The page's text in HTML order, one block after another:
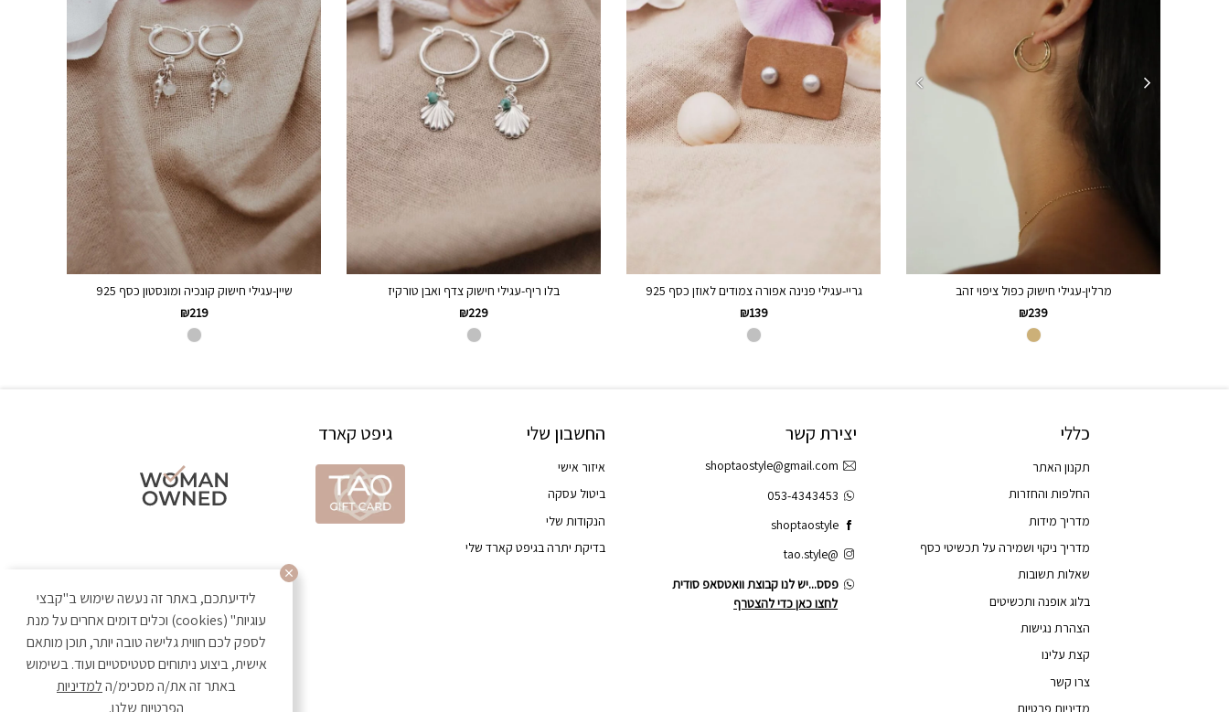
מרלין-עגילי חישוק כפול ציפוי זהב
₪239
גריי-עגילי פנינה אפורה צמודים לאוזן כסף 925
₪139
בלו ריף-עגילי חישוק צדף ואבן טורקיז
₪229
שיין-עגילי חישוק קונכיה ומונסטון כסף 925
₪219
כללי
תקנון האתר
החלפות והחזרות
מדריך מידות
מדריך ניקוי ושמירה על תכשיטי כסף
שאלות תשובות
בלוג אופנה ותכשיטים
הצהרת נגישות
קצת עלינו
צרו קשר
מדיניות פרטיות
החשבון שלי
איזור אישי
ביטול עסקה
הנקודות שלי
בדיקת יתרה בגיפט קארד שלי
יצירת קשר
shoptaostyle@gmail.com
053-4343453
shoptaostyle
@tao.style
פסס...יש לנו קבוצת וואטסאפ סודית
לחצו כאן כדי להצטרף
גיפט קארד
לידיעתכם, באתר זה נעשה שימוש ב"קבצי
עוגיות" (cookies) וכלים דומים אחרים על מנת
לספק לכם חווית גלישה טובה יותר, תוכן מותאם
אישית, ביצוע ניתוחים סטטיסטיים ועוד. בשימוש
באתר זה את/ה מסכימ/הלמדיניות
הפרטיות שלנו.